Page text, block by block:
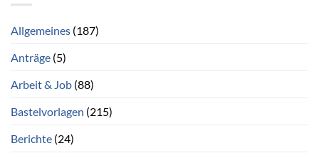
Allgemeines (187)
Anträge (5)
Arbeit & Job (88)
Bastelvorlagen (215)
Berichte (24)